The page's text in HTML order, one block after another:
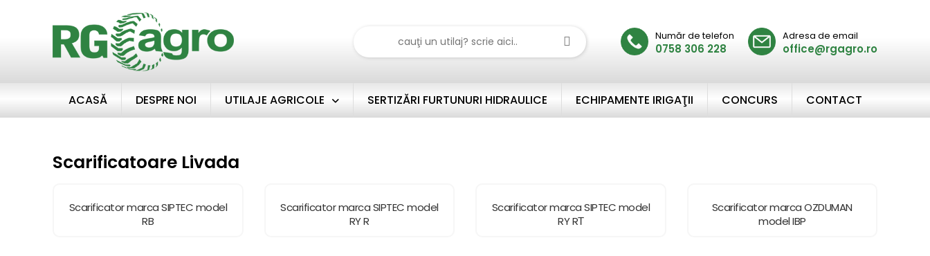
Număr de telefon
0758 306 228
Adresa de email
office@rgagro.ro
ACASĂ DESPRE NOI UTILAJE AGRICOLE SERTIZĂRI FURTUNURI HIDRAULICE ECHIPAMENTE IRIGAŢII CONCURS CONTACT
Scarificatoare Livada
Scarificator marca SIPTEC model
RB
Scarificator marca SIPTEC model
RY R
Scarificator marca SIPTEC model
RY RТ
Scarificator marca OZDUMAN
model IBP